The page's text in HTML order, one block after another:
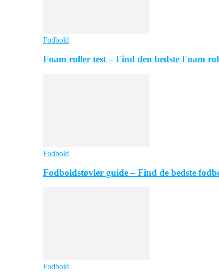
Fodbold
Foam roller test – Find den bedste Foam
Fodbold
Fodboldstøvler guide – Find de bedste
Fodbold